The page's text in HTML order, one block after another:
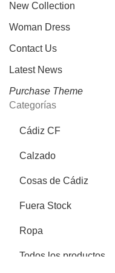
New Collection
Woman Dress
Contact Us
Latest News
Purchase Theme
Categorías
Cádiz CF
Calzado
Cosas de Cádiz
Fuera Stock
Ropa
Todos los productos